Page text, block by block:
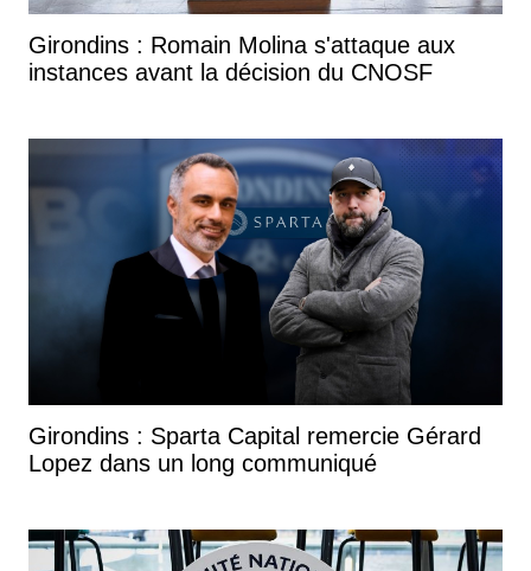
Girondins : Romain Molina s'attaque aux
instances avant la décision du CNOSF
Girondins : Sparta Capital remercie Gérard
Lopez dans un long communiqué